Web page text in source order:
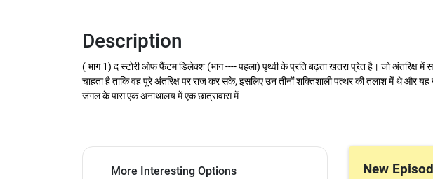
Description
( भाग 1) द‌‌ स्टोरी ओफ फैंटम डिलेक्श (भाग ---- पहला) पृथ्वी के प्रति बढ़ता खतरा प्रेत है। जो अंतरिक्ष
चाहता है ताकि वह पूरे अंतरिक्ष पर राज कर सके, इसलिए उन तीनों शक्तिशाली पत्थर की तलाश में थे और
जंगल के पास एक अनाथालय में एक छात्रावास में
More Interesting Options New